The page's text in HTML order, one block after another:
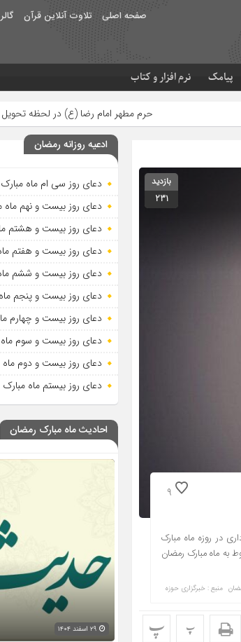
صفحه اصلی تلاوت آنلاین قرآن
پیامک نرم افزار و کتاب
مطهر امام رضا (ع) در لحظه تحویل سال مصرف زکات
بازدید
231
9
در روزه ماه مبارک
به ماه مبارک رمضان
منبع : خبرگزاری حوزه
پ پ
ادعیه روزانه رمضان
دعای روز سی ام ماه
دعای روز بیست و نهم ماه
دعای روز بیست و هشتم
دعای روز بیست و هفتم
دعای روز بیست و ششم
دعای روز بیست و پنجم
دعای روز بیست و چهارم
دعای روز بیست و سوم
دعای روز بیست و دوم
دعای روز بیستم ماه
احادیث ماه مبارک رمضان